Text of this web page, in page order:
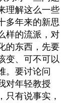
理解这么一些
多年来的新思
样的流派，对
的东西，先要
变、可不可以
。要讨论问
对年轻教授
只有说事实，